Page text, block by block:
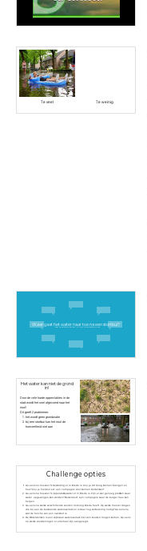
Te veel Te weinig
Typ je antwoord(en) in op je smartphone!
Waar gaat het water naar toe na een stortbui?
Het water kan niet de grond
in!
Door de vele harde oppervlaktes in de
stad wordt het snel afgevoerd naar het
riool!
Dit geeft 2 problemen:
het wordt geen grondwater
bij een stortbui kan het riool de
hoeveelheid niet aan
Challenge opties
Ga eens na hoeveel % bestrating er in Breda is. Zou je dit terug kunnen brengen en
hoe? Zou je hiervoor evt. een campagne voor kunnen bedenken?
Ga eens na hoeveel % oppervlaktewater er in Breda is. Zijn er wel genoeg plekken waar
water opgevangen kan worden? Bedenk evt. een campagne waar de burger mee kan
helpen.
Ga eens na welke verschillende soorten riolering Breda heeft. Op welke manier dragen
die bij aan de bestaande wateroverlast en is daar nog verbetering nodig? Ga eens na
wat de functie van een overstort is.
De Waterdonken is een wijk waar wateroverlast niet voor zouden mogen komen. Ga eens
na welke voorzieningen er allemaal zijn aangelegd.